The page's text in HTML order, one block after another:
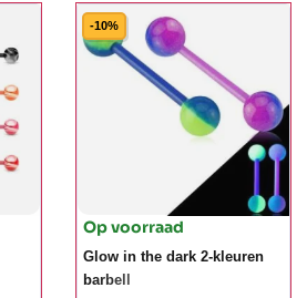
-10%
Op voorraad
Glow in the dark 2-kleuren
barbell